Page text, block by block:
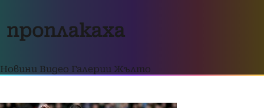
проплакаха
Новини Видео Галерии Жълто